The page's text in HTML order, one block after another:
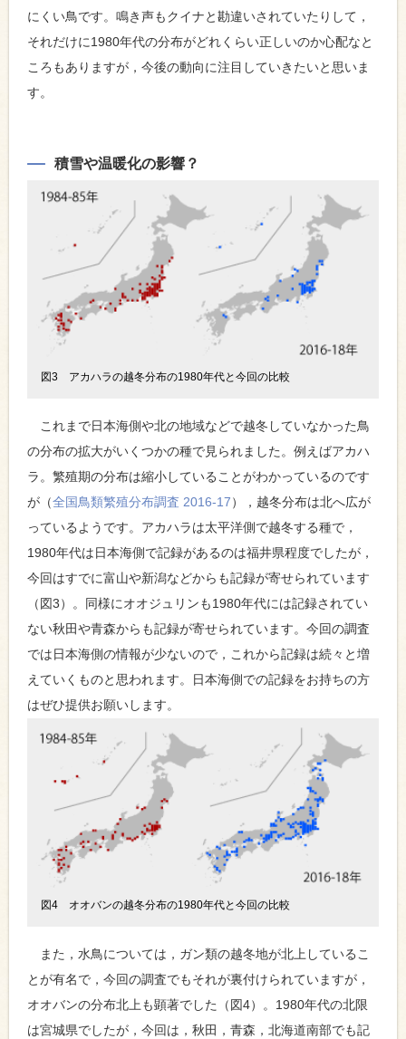
にくい鳥です。鳴き声もクイナと勘違いされていたりして，
それだけに1980年代の分布がどれくらい正しいのか心配なと
ころもありますが，今後の動向に注目していきたいと思いま
す。
積雪や温暖化の影響？
図3 アカハラの越冬分布の1980年代と今回の比較
これまで日本海側や北の地域などで越冬していなかった鳥
の分布の拡大がいくつかの種で見られました。例えばアカハ
ラ。繁殖期の分布は縮小していることがわかっているのです
が（全国鳥類繁殖分布調査 2016-17），越冬分布は北へ広が
っているようです。アカハラは太平洋側で越冬する種で，
1980年代は日本海側で記録があるのは福井県程度でしたが，
今回はすでに富山や新潟などからも記録が寄せられています
（図3）。同様にオオジュリンも1980年代には記録されてい
ない秋田や青森からも記録が寄せられています。今回の調査
では日本海側の情報が少ないので，これから記録は続々と増
えていくものと思われます。日本海側での記録をお持ちの方
はぜひ提供お願いします。
図4 オオバンの越冬分布の1980年代と今回の比較
また，水鳥については，ガン類の越冬地が北上しているこ
とが有名で，今回の調査でもそれが裏付けられていますが，
オオバンの分布北上も顕著でした（図4）。1980年代の北限
は宮城県でしたが，今回は，秋田，青森，北海道南部でも記